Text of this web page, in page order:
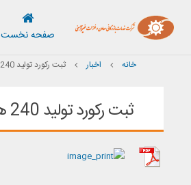
صفحه نخست
خانه اخبار ثبت رکورد تولید 240 هزار و 553 تنی کنسانتره مس در شرکت مس
ثبت رکورد تولید 240 هزار و 553 تنی کنسانتره مس در شرکت مس